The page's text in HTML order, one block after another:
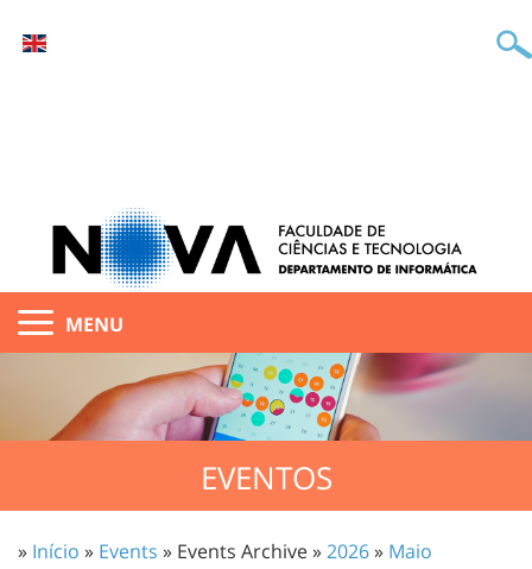
MENU
EVENTOS
» Início » Events » Events Archive »2026» Maio